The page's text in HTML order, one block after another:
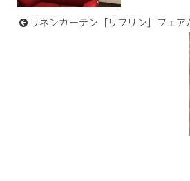
リネンカーテン「リフリン」フェア